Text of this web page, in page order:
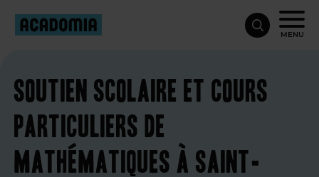
MENU
Soutien scolaire et cours
particuliers de
mathématiques à Saint-